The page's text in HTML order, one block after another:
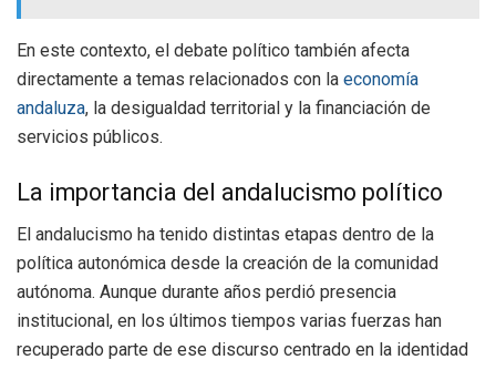
En este contexto, el debate político también afecta
directamente a temas relacionados con la economía
andaluza, la desigualdad territorial y la financiación de
servicios públicos.
La importancia del andalucismo político
El andalucismo ha tenido distintas etapas dentro de la
política autonómica desde la creación de la comunidad
autónoma. Aunque durante años perdió presencia
institucional, en los últimos tiempos varias fuerzas han
recuperado parte de ese discurso centrado en la identidad